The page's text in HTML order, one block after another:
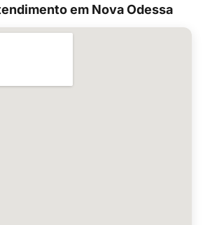
em Nova Odessa